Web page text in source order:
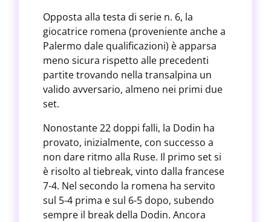
Opposta alla testa di serie n. 6, la
giocatrice romena (proveniente anche a
Palermo dale qualificazioni) è apparsa
meno sicura rispetto alle precedenti
partite trovando nella transalpina un
valido avversario, almeno nei primi due
set.
Nonostante 22 doppi falli, la Dodin ha
provato, inizialmente, con successo a
non dare ritmo alla Ruse. Il primo set si
è risolto al tiebreak, vinto dalla francese
7-4. Nel secondo la romena ha servito
sul 5-4 prima e sul 6-5 dopo, subendo
sempre il break della Dodin. Ancora